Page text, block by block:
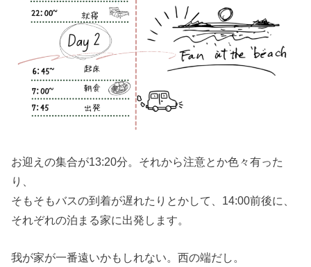
お迎えの集合が13:20分。それから注意とか色々有った
り、
そもそもバスの到着が遅れたりとかして、14:00前後に、
それぞれの泊まる家に出発します。
我が家が一番遠いかもしれない。西の端だし。